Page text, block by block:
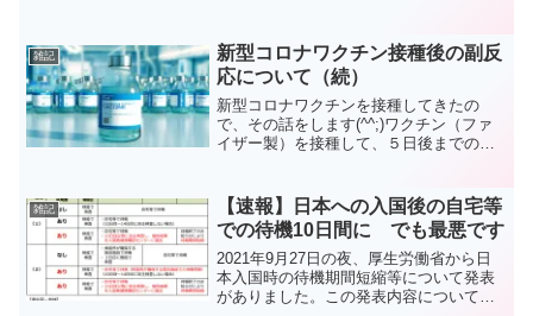
雑記
新型コロナワクチン接種後の副反
応について（続）
新型コロナワクチンを接種してきたの
で、その話をします(^^;)ワクチン（ファ
イザー製）を接種して、５日後までの、
雑記
【速報】日本への入国後の自宅等
での待機10日間に でも最悪です
2021年9月27日の夜、厚生労働省から日
本入国時の待機期間短縮等について発表
がありました。この発表内容についてわ